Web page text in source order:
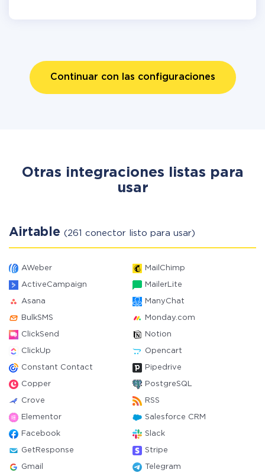
Continuar con las configuraciones
Otras integraciones listas para
usar
Airtable (261 conector listo para usar)
AWeber MailChimp
ActiveCampaign MailerLite
Asana ManyChat
BulkSMS Monday.com
ClickSend Notion
ClickUp Opencart
Constant Contact Pipedrive
Copper PostgreSQL
Crove RSS
Elementor Salesforce CRM
Facebook Slack
GetResponse Stripe
Gmail Telegram